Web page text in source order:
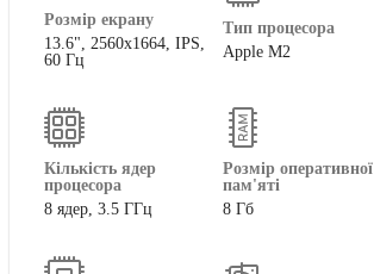
Розмір екрану
13.6", 2560x1664, IPS,
60 Гц
Тип процесора
Apple M2
Кількість ядер
процесора
8 ядер, 3.5 ГГц
Розмір оперативної
пам'яті
8 Гб